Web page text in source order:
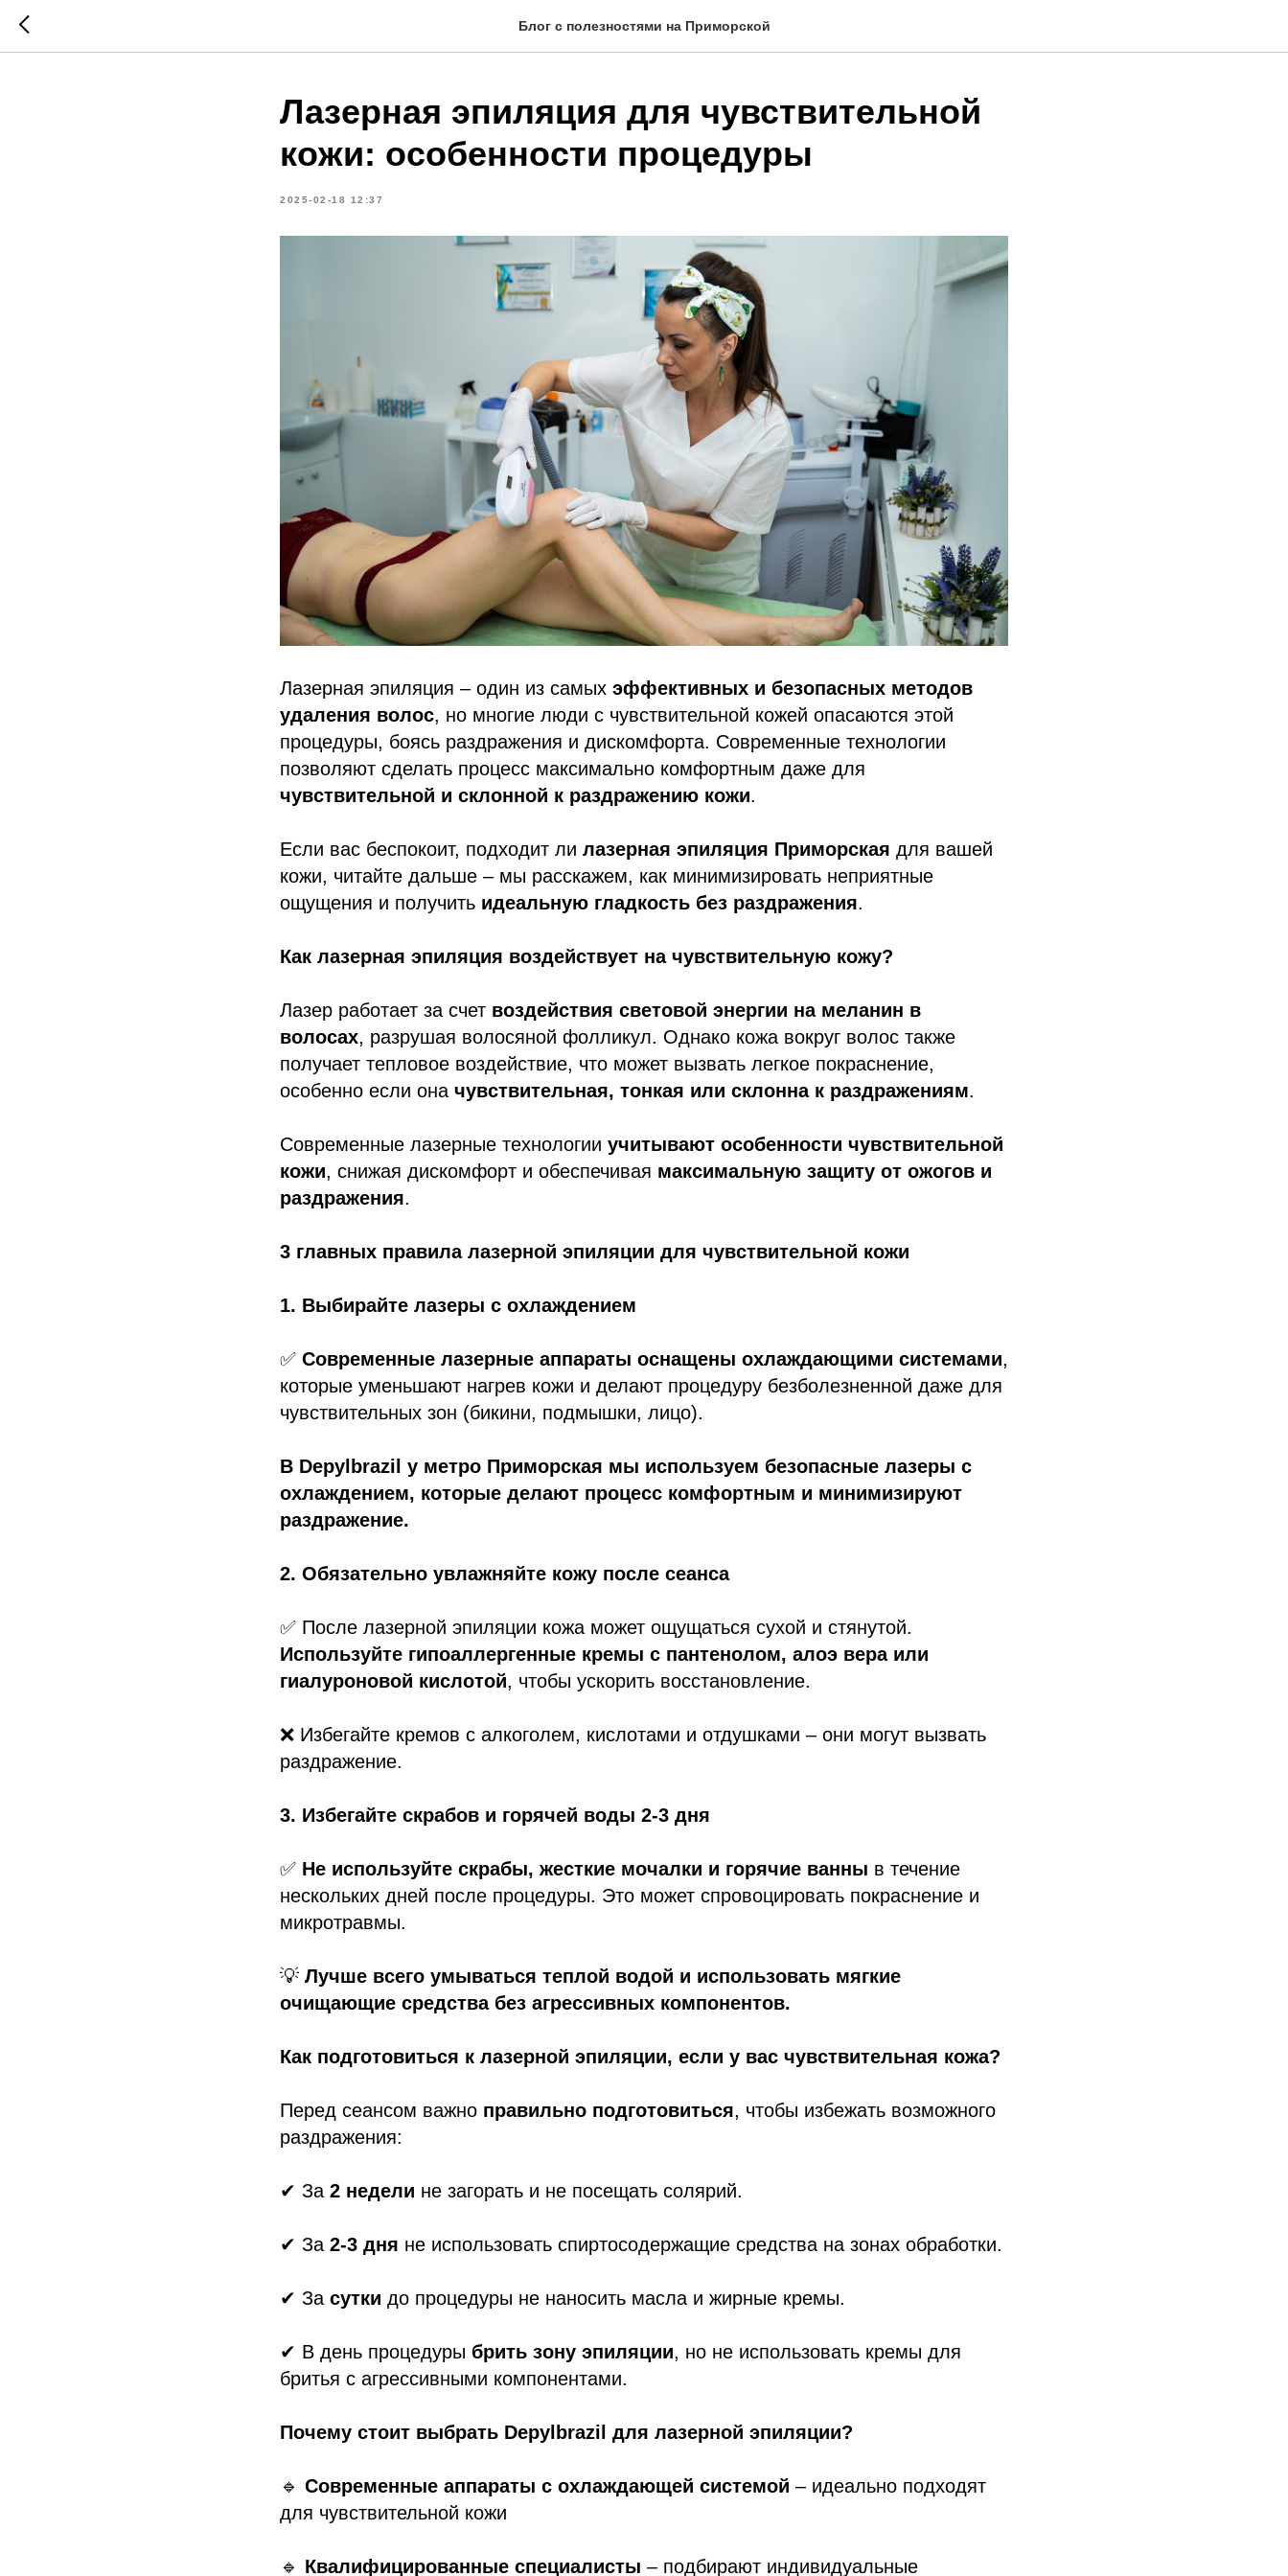
Блог с полезностями на Приморской
Лазерная эпиляция для чувствительной
кожи: особенности процедуры
2025-02-18 12:37
Лазерная эпиляция – один из самых эффективных и безопасных методов
удаления волос, но многие люди с чувствительной кожей опасаются этой
процедуры, боясь раздражения и дискомфорта. Современные технологии
позволяют сделать процесс максимально комфортным даже для
чувствительной и склонной к раздражению кожи.
Если вас беспокоит, подходит ли лазерная эпиляция Приморская для вашей
кожи, читайте дальше – мы расскажем, как минимизировать неприятные
ощущения и получить идеальную гладкость без раздражения.
Как лазерная эпиляция воздействует на чувствительную кожу?
Лазер работает за счет воздействия световой энергии на меланин в
волосах, разрушая волосяной фолликул. Однако кожа вокруг волос также
получает тепловое воздействие, что может вызвать легкое покраснение,
особенно если она чувствительная, тонкая или склонна к раздражениям.
Современные лазерные технологии учитывают особенности чувствительной
кожи, снижая дискомфорт и обеспечивая максимальную защиту от ожогов и
раздражения.
3 главных правила лазерной эпиляции для чувствительной кожи
1. Выбирайте лазеры с охлаждением
✅ Современные лазерные аппараты оснащены охлаждающими системами,
которые уменьшают нагрев кожи и делают процедуру безболезненной даже для
чувствительных зон (бикини, подмышки, лицо).
В Depylbrazil у метро Приморская мы используем безопасные лазеры с
охлаждением, которые делают процесс комфортным и минимизируют
раздражение.
2. Обязательно увлажняйте кожу после сеанса
✅ После лазерной эпиляции кожа может ощущаться сухой и стянутой.
Используйте гипоаллергенные кремы с пантенолом, алоэ вера или
гиалуроновой кислотой, чтобы ускорить восстановление.
❌ Избегайте кремов с алкоголем, кислотами и отдушками – они могут вызвать
раздражение.
3. Избегайте скрабов и горячей воды 2-3 дня
✅ Не используйте скрабы, жесткие мочалки и горячие ванны в течение
нескольких дней после процедуры. Это может спровоцировать покраснение и
микротравмы.
💡 Лучше всего умываться теплой водой и использовать мягкие
очищающие средства без агрессивных компонентов.
Как подготовиться к лазерной эпиляции, если у вас чувствительная кожа?
Перед сеансом важно правильно подготовиться, чтобы избежать возможного
раздражения:
✔ За 2 недели не загорать и не посещать солярий.
✔ За 2-3 дня не использовать спиртосодержащие средства на зонах обработки.
✔ За сутки до процедуры не наносить масла и жирные кремы.
✔ В день процедуры брить зону эпиляции, но не использовать кремы для
бритья с агрессивными компонентами.
Почему стоит выбрать Depylbrazil для лазерной эпиляции?
🔹 Современные аппараты с охлаждающей системой – идеально подходят
для чувствительной кожи
🔹 Квалифицированные специалисты – подбирают индивидуальные